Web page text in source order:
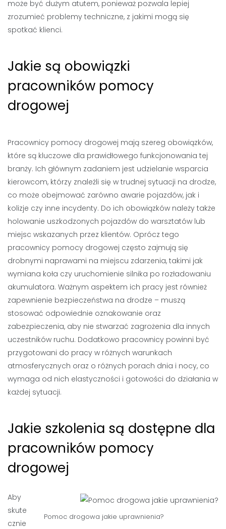
może być dużym atutem, ponieważ pozwala lepiej
zrozumieć problemy techniczne, z jakimi mogą się
spotkać klienci.
Jakie są obowiązki
pracowników pomocy
drogowej
Pracownicy pomocy drogowej mają szereg obowiązków,
które są kluczowe dla prawidłowego funkcjonowania tej
branży. Ich głównym zadaniem jest udzielanie wsparcia
kierowcom, którzy znaleźli się w trudnej sytuacji na drodze,
co może obejmować zarówno awarie pojazdów, jak i
kolizje czy inne incydenty. Do ich obowiązków należy także
holowanie uszkodzonych pojazdów do warsztatów lub
miejsc wskazanych przez klientów. Oprócz tego
pracownicy pomocy drogowej często zajmują się
drobnymi naprawami na miejscu zdarzenia, takimi jak
wymiana koła czy uruchomienie silnika po rozładowaniu
akumulatora. Ważnym aspektem ich pracy jest również
zapewnienie bezpieczeństwa na drodze – muszą
stosować odpowiednie oznakowanie oraz
zabezpieczenia, aby nie stwarzać zagrożenia dla innych
uczestników ruchu. Dodatkowo pracownicy powinni być
przygotowani do pracy w różnych warunkach
atmosferycznych oraz o różnych porach dnia i nocy, co
wymaga od nich elastyczności i gotowości do działania w
każdej sytuacji.
Jakie szkolenia są dostępne dla
pracowników pomocy
drogowej
Pomoc drogowa jakie uprawnienia?
Aby
skute
cznie